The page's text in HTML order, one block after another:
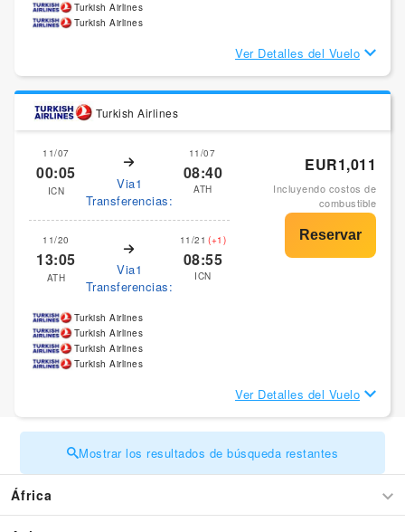
Turkish Airlines
Turkish Airlines
Ver Detalles del Vuelo
Turkish Airlines
11/07
00:05
ICN
Via1
Transferencias:
11/07
08:40
ATH
11/20
13:05
ATH
Via1
Transferencias:
11/21 (+1)
08:55
ICN
EUR1,011
Incluyendo costos de
combustible
Turkish Airlines
Turkish Airlines
Turkish Airlines
Turkish Airlines
Ver Detalles del Vuelo
Mostrar los resultados de búsqueda restantes
África